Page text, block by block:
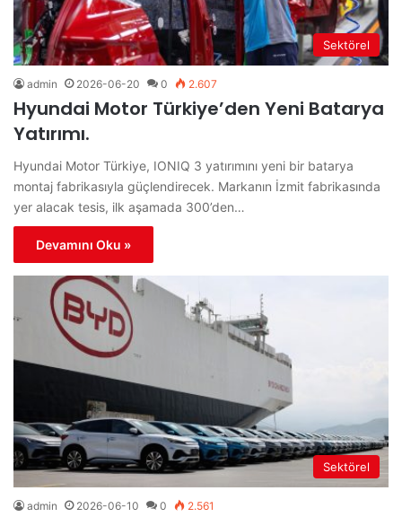
Sektörel
admin 2026-06-20 0 2.607
Hyundai Motor Türkiye’den Yeni Batarya
Yatırımı.
Hyundai Motor Türkiye, IONIQ 3 yatırımını yeni bir batarya
montaj fabrikasıyla güçlendirecek. Markanın İzmit fabrikasında
yer alacak tesis, ilk aşamada 300’den…
Devamını Oku »
Sektörel
admin 2026-06-10 0 2.561